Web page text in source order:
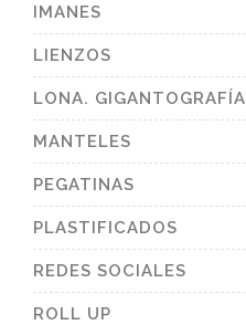
IMANES
LIENZOS
LONA. GIGANTOGRAFÍA
MANTELES
PEGATINAS
PLASTIFICADOS
REDES SOCIALES
ROLL UP